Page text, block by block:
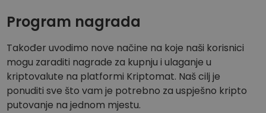
Program nagrada
Također uvodimo nove načine na koje naši korisnici
mogu zaraditi nagrade za kupnju i ulaganje u
kriptovalute na platformi Kriptomat. Naš cilj je
ponuditi sve što vam je potrebno za uspješno kripto
putovanje na jednom mjestu.